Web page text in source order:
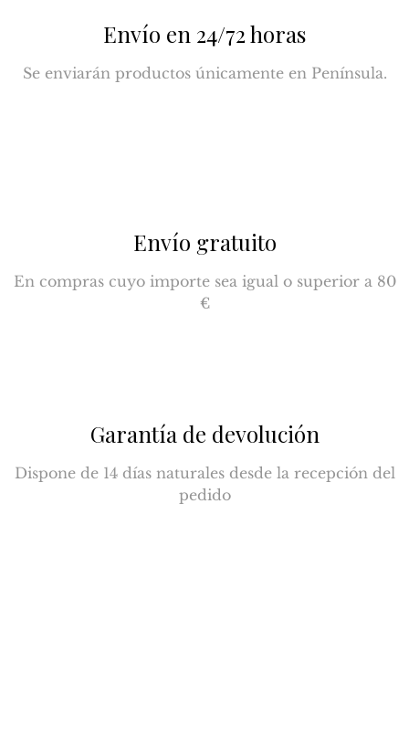
Envío en 24/72 horas
Se enviarán productos únicamente en Península.
Envío gratuito
En compras cuyo importe sea igual o superior a 80
€
Garantía de devolución
Dispone de 14 días naturales desde la recepción del
pedido